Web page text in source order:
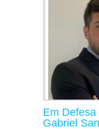
Em
Gabriel